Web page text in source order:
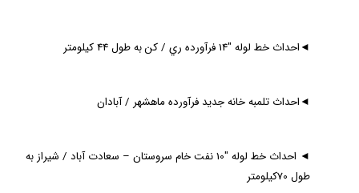
◄احداث خط لوله "14 فرآورده ري / كن به طول 44 كيلومتر
◄احداث تلمبه خانه جديد فرآورده ماهشهر / آبادان
◄
احداث خط لوله "10 نفت خام سروستان – سعادت آباد / شيراز به
طول 70كيلومتر